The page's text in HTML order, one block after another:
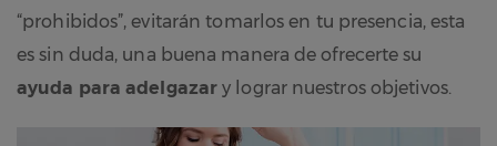
“prohibidos”, evitarán tomarlos en tu presencia, esta
es sin duda, una buena manera de ofrecerte su
ayuda para adelgazar y lograr nuestros objetivos.